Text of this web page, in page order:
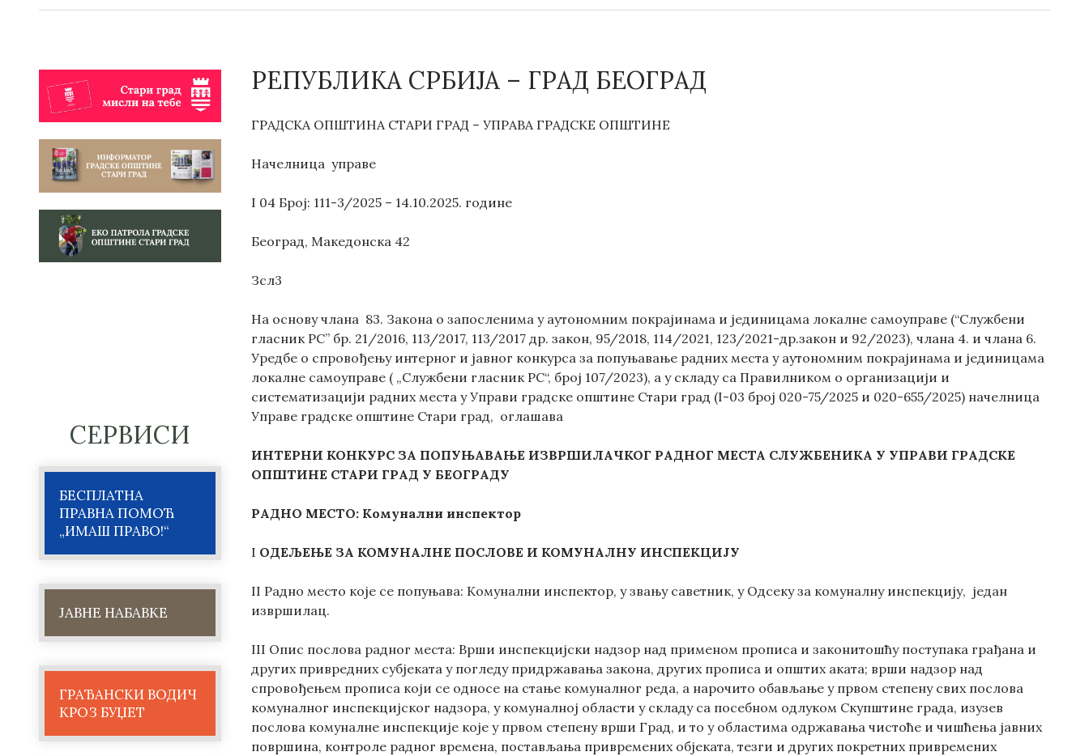
СЕРВИСИ
БЕСПЛАТНА
ПРАВНА ПОМОЋ
„ИМАШ ПРАВО!“
ЈАВНЕ НАБАВКЕ
ГРАЂАНСКИ ВОДИЧ
КРОЗ БУЏЕТ
РЕПУБЛИКА СРБИЈА – ГРАД БЕОГРАД
ГРАДСКА ОПШТИНА СТАРИ ГРАД – УПРАВА ГРАДСКЕ ОПШТИНЕ
Начелница управе
I 04 Број: 111-3/2025 – 14.10.2025. године
Београд, Македонска 42
Зсл3
На основу члана 83. Закона о запосленима у аутономним покрајинама и јединицама локалне самоуправе (“Службени
гласник РС” бр. 21/2016, 113/2017, 113/2017 др. закон, 95/2018, 114/2021, 123/2021-др.закон и 92/2023), члана 4. и члана 6.
Уредбе о спровођењу интерног и јавног конкурса за попуњавање радних места у аутономним покрајинама и јединицама
локалне самоуправе ( „Службени гласник РС“, број 107/2023), а у складу са Правилником о организацији и
систематизацији радних места у Управи градске општине Стари град (I-03 број 020-75/2025 и 020-655/2025) начелница
Управе градске општине Стари град, оглашава
ИНТЕРНИ КОНКУРС ЗА ПОПУЊАВАЊЕ ИЗВРШИЛАЧКОГ РАДНОГ МЕСТА СЛУЖБЕНИКА У УПРАВИ ГРАДСКЕ
ОПШТИНЕ СТАРИ ГРАД У БЕОГРАДУ
РАДНО МЕСТО: Комунални инспектор
I ОДЕЉЕЊЕ ЗА КОМУНАЛНЕ ПОСЛОВЕ И КОМУНАЛНУ ИНСПЕКЦИЈУ
II Радно место које се попуњава: Комунални инспектор, у звању саветник, у Одсеку за комуналну инспекцију, један
извршилац.
III Опис послова радног места: Врши инспекцијски надзор над применом прописа и законитошћу поступака грађана и
других привредних субјеката у погледу придржавања закона, других прописа и општих аката; врши надзор над
спровођењем прописа који се односе на стање комуналног реда, а нарочито обављање у првом степену свих послова
комуналног инспекцијског надзора, у комуналној области у складу са посебном одлуком Скупштине града, изузев
послова комуналне инспекције које у првом степену врши Град, и то у областима одржавања чистоће и чишћења јавних
површина, контроле радног времена, постављања привремених објеката, тезги и других покретних привремених